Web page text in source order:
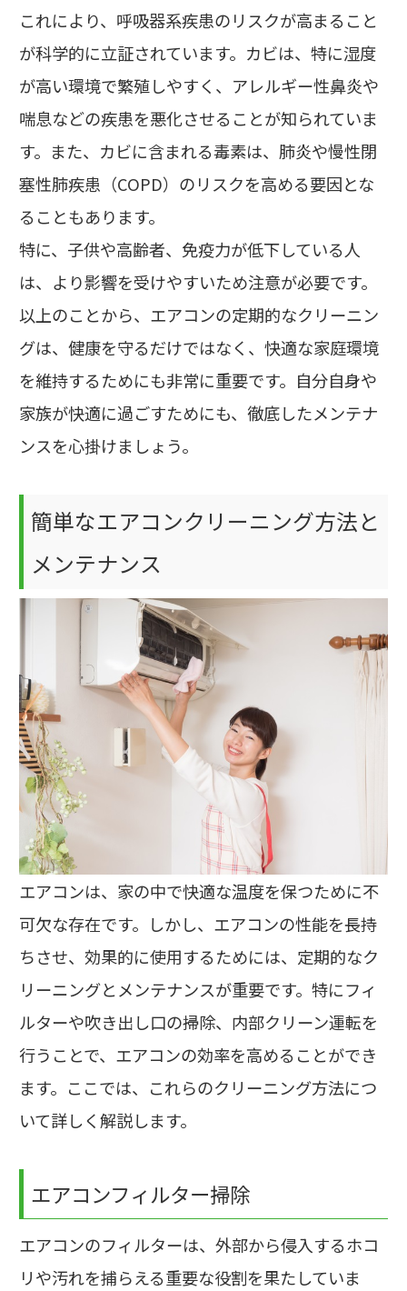
これにより、呼吸器系疾患のリスクが高まること
が科学的に立証されています。カビは、特に湿度
が高い環境で繁殖しやすく、アレルギー性鼻炎や
喘息などの疾患を悪化させることが知られていま
す。また、カビに含まれる毒素は、肺炎や慢性閉
塞性肺疾患（COPD）のリスクを高める要因とな
ることもあります。
特に、子供や高齢者、免疫力が低下している人
は、より影響を受けやすいため注意が必要です。
以上のことから、エアコンの定期的なクリーニン
グは、健康を守るだけではなく、快適な家庭環境
を維持するためにも非常に重要です。自分自身や
家族が快適に過ごすためにも、徹底したメンテナ
ンスを心掛けましょう。
簡単なエアコンクリーニング方法と
メンテナンス
エアコンは、家の中で快適な温度を保つために不
可欠な存在です。しかし、エアコンの性能を長持
ちさせ、効果的に使用するためには、定期的なク
リーニングとメンテナンスが重要です。特にフィ
ルターや吹き出し口の掃除、内部クリーン運転を
行うことで、エアコンの効率を高めることができ
ます。ここでは、これらのクリーニング方法につ
いて詳しく解説します。
エアコンフィルター掃除
エアコンのフィルターは、外部から侵入するホコ
リや汚れを捕らえる重要な役割を果たしていま